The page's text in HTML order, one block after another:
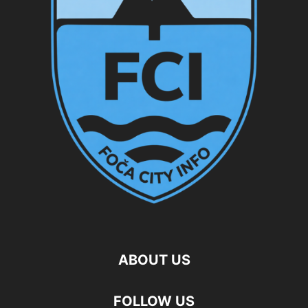
ABOUT US
FOLLOW US